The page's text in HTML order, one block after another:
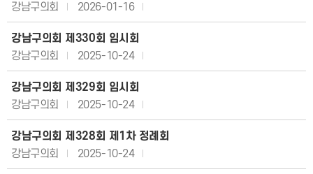
강남구의회
2026-01-16
강남구의회 제330회 임시회
강남구의회
2025-10-24
강남구의회 제329회 임시회
강남구의회
2025-10-24
강남구의회 제328회 제1차 정례회
강남구의회
2025-10-24